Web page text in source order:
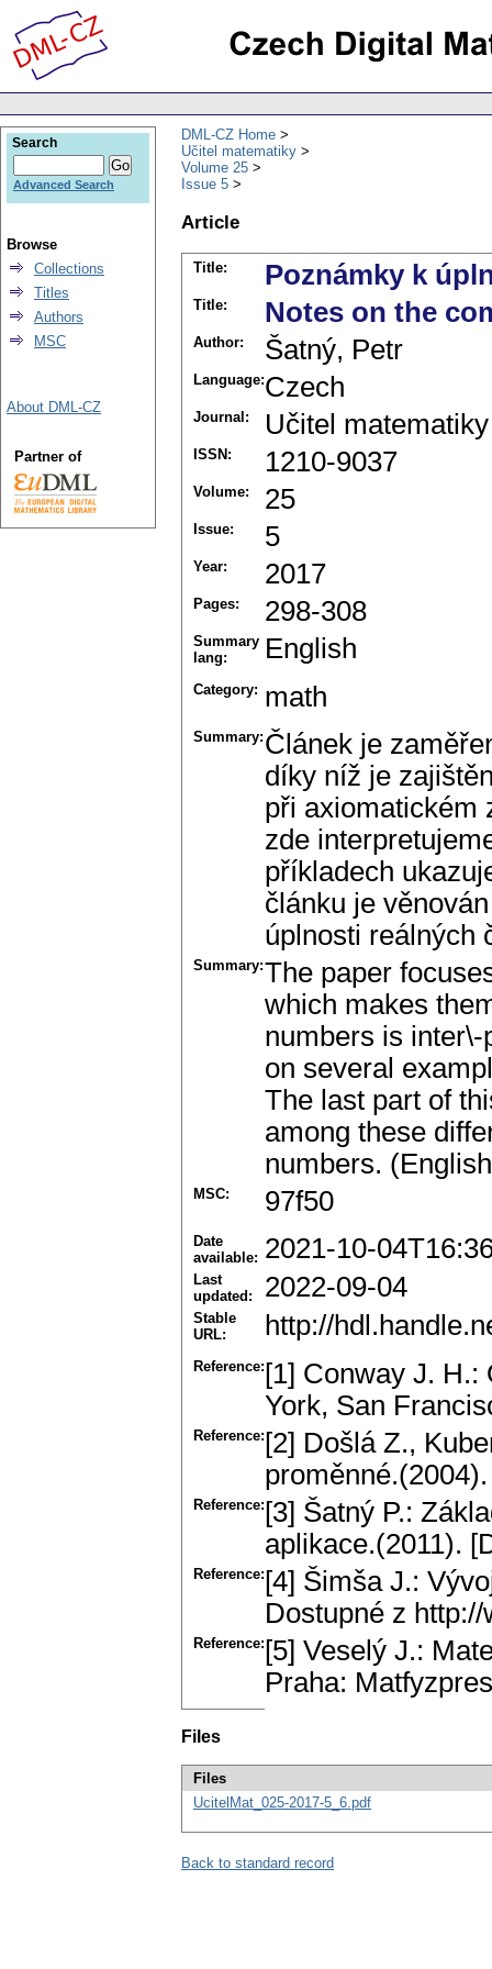
DML-CZ Home
Učitel matematiky
Volume 25
Issue 5
Article
Title: Poznámky k
Title: Notes on the
Author: Šatný, Petr
Language:Czech
Journal: Učitel matematiky
ISSN: 1210-9037
Volume: 25
Issue: 5
Year: 2017
Pages: 298-308
Summary
lang:
English
Category: math
Summary: Článek je
díky níž je
při axiomatickém
zde
příkladech
článku je
úplnosti reálných
Summary:The paper
which makes
numbers is
on several
The last part of
among these
numbers.
MSC: 97f50
Date
available: 2021-10-
Last
updated:
2022-09-04
Stable
URL:
http://
Reference: [1] Conway J.
York, San
Reference: [2] Došlá Z.,
proměnné.(2004).
Reference: [3] Šatný P.:
aplikace.(2011).
Reference: [4] Šimša J.:
Dostupné z
Reference: [5] Veselý J.:
Praha:
Files
Files
UcitelMat_025-2017-5_6.pdf
Back to standard record
Search
Advanced Search
Browse
Collections
Titles
Authors
MSC
About DML-CZ
Partner of